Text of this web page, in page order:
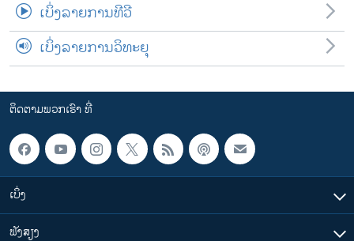
ເບິ່ງລາຍການທີວີ
ເບິ່ງລາຍການວິທະຍຸ
ຕິດຕາມພວກເຮົາ ທີ່
ເບິ່ງ
ຟັງສຽງ